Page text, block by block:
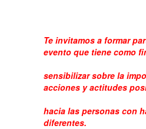
Te invitamos a formar
evento que tiene como
sensibilizar sobre la
acciones y actitudes
hacia las personas con
diferentes.